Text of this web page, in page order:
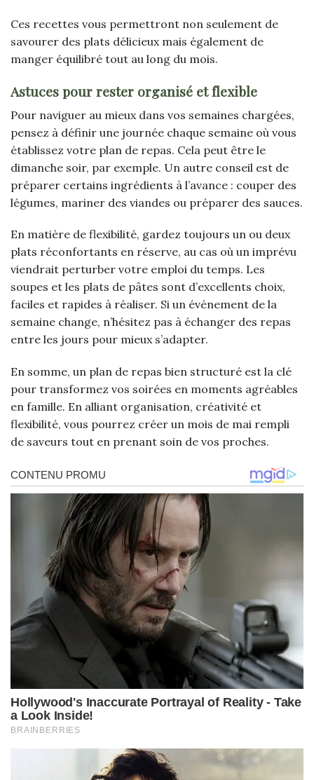
Ces recettes vous permettront non seulement de
savourer des plats délicieux mais également de
manger équilibré tout au long du mois.
Astuces pour rester organisé et flexible
Pour naviguer au mieux dans vos semaines chargées,
pensez à définir une journée chaque semaine où vous
établissez votre plan de repas. Cela peut être le
dimanche soir, par exemple. Un autre conseil est de
préparer certains ingrédients à l’avance : couper des
légumes, mariner des viandes ou préparer des sauces.
En matière de flexibilité, gardez toujours un ou deux
plats réconfortants en réserve, au cas où un imprévu
viendrait perturber votre emploi du temps. Les
soupes et les plats de pâtes sont d’excellents choix,
faciles et rapides à réaliser. Si un événement de la
semaine change, n’hésitez pas à échanger des repas
entre les jours pour mieux s’adapter.
En somme, un plan de repas bien structuré est la clé
pour transformez vos soirées en moments agréables
en famille. En alliant organisation, créativité et
flexibilité, vous pourrez créer un mois de mai rempli
de saveurs tout en prenant soin de vos proches.